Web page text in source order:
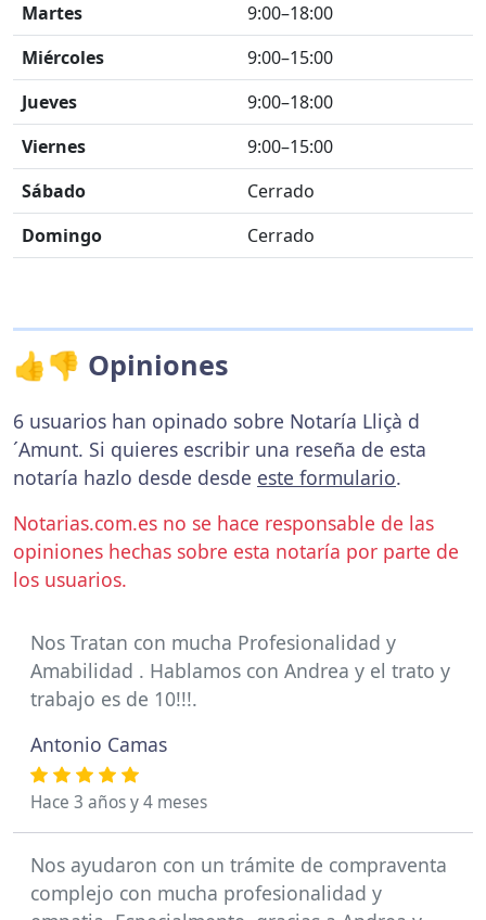
Martes
9:00–18:00
Miércoles
9:00–15:00
Jueves
9:00–18:00
Viernes
9:00–15:00
Sábado
Cerrado
Domingo
Cerrado
👍👎 Opiniones
6 usuarios han opinado sobre Notaría Lliçà d
´Amunt. Si quieres escribir una reseña de esta
notaría hazlo desde desde este formulario.
Notarias.com.es no se hace responsable de las
opiniones hechas sobre esta notaría por parte de
los usuarios.
Nos Tratan con mucha Profesionalidad y
Amabilidad . Hablamos con Andrea y el trato y
trabajo es de 10!!!.
Antonio Camas
Hace 3 años y 4 meses
Nos ayudaron con un trámite de compraventa
complejo con mucha profesionalidad y